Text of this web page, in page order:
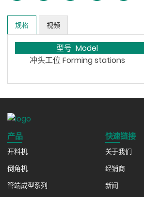
规格 视频
型号 Model
冲头工位 Forming stations
产品
开料机
倒角机
管端成型系列
快速链接
关于我们
经销商
新闻